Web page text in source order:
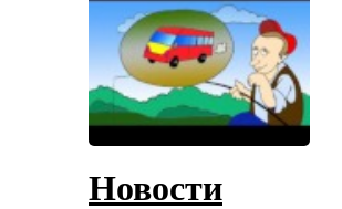
Новости